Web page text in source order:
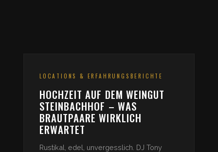
LOCATIONS & ERFAHRUNGSBERICHTE
HOCHZEIT AUF DEM WEINGUT
STEINBACHHOF – WAS
BRAUTPAARE WIRKLICH
ERWARTET
Rustikal, edel, unvergesslich. DJ Tony